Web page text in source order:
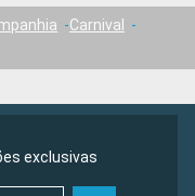
Carnival
exclusivas